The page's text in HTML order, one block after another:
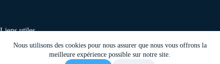
Nous utilisons des cookies pour nous assurer que nous vous offrons la
meilleure expérience possible sur notre site.
Liens utiles
FFR
Ligue régionale Île de France